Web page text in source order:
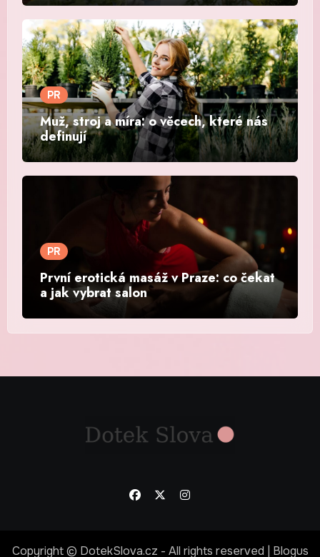
PR
Muž, stroj a míra: o věcech, které nás
definují
PR
První erotická masáž v Praze: co čekat
a jak vybrat salon
Copyright © DotekSlova.cz - All rights reserved Blogus